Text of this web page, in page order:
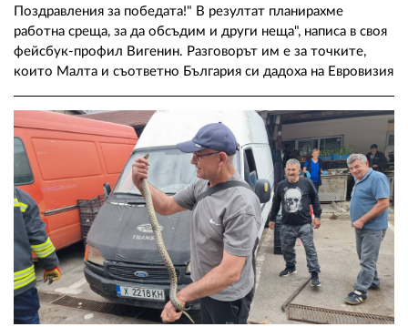
Поздравления за победата!" В резултат планирахме
работна среща, за да обсъдим и други неща", написа в своя
фейсбук-профил Вигенин. Разговорът им е за точките,
които Малта и съответно България си дадоха на Евровизия